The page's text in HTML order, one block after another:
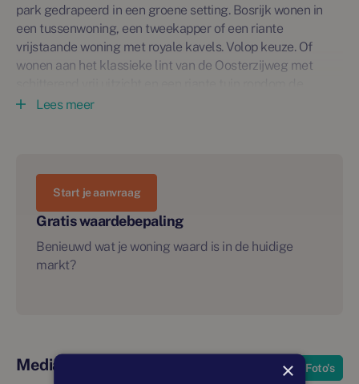
park gedrapeerd in een groene setting. Bosrijk wonen in
een tussenwoning, een tweekapper of een riante
vrijstaande woning met royale kavels. Volop keuze. Of
wonen aan het klassieke lint van de Oosterzijweg met
woning.
woonlocatie die haar naam eer aan doet, met als referentie
een landgoed. Een hoofdgebouw in het park, fraaie
zichtlijnen, groen en bosrijk. En woningen aan het oude lint
van de Oosterzijweg met schitterend vrij uitzicht.
Tweekappers (Type E1/E2):
de hele buurt. Het zijn heerlijke
gezinswoningen met een lekker zonnige achtertuin.
Lees meer
Gratis waardebepaling
Benieuwd wat je woning waard is in de huidige
markt?
Start je aanvraag
Media Foto's
×